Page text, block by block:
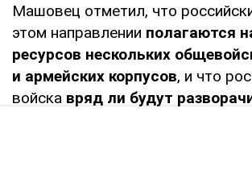
Машовец отметил, что
этом направлении полагаются
ресурсов нескольких
и армейских корпусов, и что
войска вряд ли будут